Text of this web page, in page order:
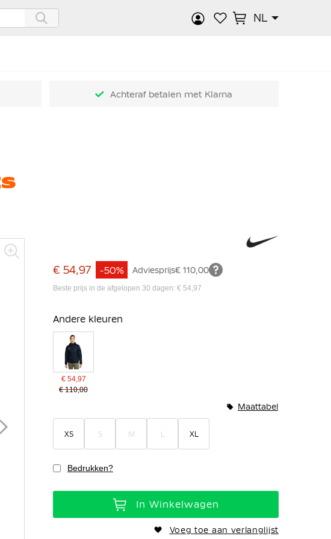
NL
Achteraf betalen met Klarna
€ 54,97 Adviesprijs€ 110,00
-50%
Beste prijs in de afgelopen 30 dagen: € 54,97
Andere kleuren
€ 54,97
€ 110,00
XS S M L XL
Maattabel
Bedrukken?
In Winkelwagen
Voeg toe aan verlanglijst